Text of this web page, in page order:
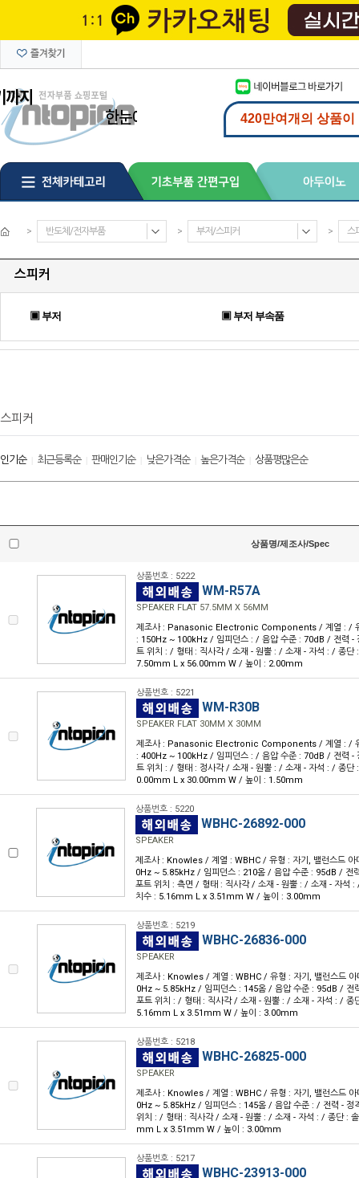
> 반도체/전자부품 > 부저/스피커 > 스
스피커
▣ 부저 ▣ 부저 부속품
스피커
인기순| 최근등록순| 판매인기순| 낮은가격순| 높은가격순| 상품평많은순
상품명/제조사/Spec
상품번호 : 5222
WM-R57A
SPEAKER FLAT 57.5MM X 56MM
제조사 : Panasonic Electronic Components / 계열 : / 유
: 150Hz ~ 100kHz / 임피던스 : / 음압 수준 : 70dB / 전력 -
트 위치 : / 형태 : 직사각 / 소재 - 원뿔 : / 소재 - 자석 : / 종단
7.50mm L x 56.00mm W / 높이 : 2.00mm
상품번호 : 5221
WM-R30B
SPEAKER FLAT 30MM X 30MM
제조사 : Panasonic Electronic Components / 계열 : / 유
: 400Hz ~ 100kHz / 임피던스 : / 음압 수준 : 70dB / 전력 -
트 위치 : / 형태 : 정사각 / 소재 - 원뿔 : / 소재 - 자석 : / 종단
0.00mm L x 30.00mm W / 높이 : 1.50mm
상품번호 : 5220
WBHC-26892-000
SPEAKER
제조사 : Knowles / 계열 : WBHC / 유형 : 자기, 밸런스드 아
0Hz ~ 5.85kHz / 임피던스 : 210옴 / 음압 수준 : 95dB / 전
포트 위치 : 측면 / 형태 : 직사각 / 소재 - 원뿔 : / 소재 - 자석
치수 : 5.16mm L x 3.51mm W / 높이 : 3.00mm
상품번호 : 5219
WBHC-26836-000
SPEAKER
제조사 : Knowles / 계열 : WBHC / 유형 : 자기, 밸런스드 아
0Hz ~ 5.85kHz / 임피던스 : 145옴 / 음압 수준 : 95dB / 전
포트 위치 : / 형태 : 직사각 / 소재 - 원뿔 : / 소재 - 자석 : / 종
5.16mm L x 3.51mm W / 높이 : 3.00mm
상품번호 : 5218
WBHC-26825-000
SPEAKER
제조사 : Knowles / 계열 : WBHC / 유형 : 자기, 밸런스드 아
0Hz ~ 5.85kHz / 임피던스 : 145옴 / 음압 수준 : / 전력 - 정
위치 : / 형태 : 직사각 / 소재 - 원뿔 : / 소재 - 자석 : / 종단 :
mm L x 3.51mm W / 높이 : 3.00mm
상품번호 : 5217
WBHC-23913-000